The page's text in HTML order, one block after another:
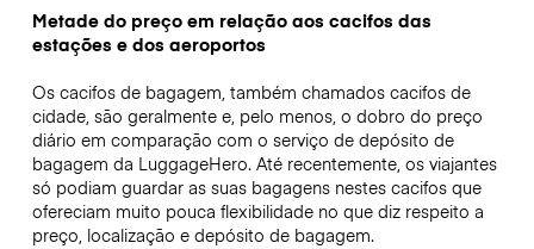
Metade do preço em relação aos cacifos das
estações e dos aeroportos
Os cacifos de bagagem, também chamados cacifos de
cidade, são geralmente e, pelo menos, o dobro do preço
diário em comparação com o serviço de depósito de
bagagem da LuggageHero. Até recentemente, os viajantes
só podiam guardar as suas bagagens nestes cacifos que
ofereciam muito pouca flexibilidade no que diz respeito a
preço, localização e depósito de bagagem.